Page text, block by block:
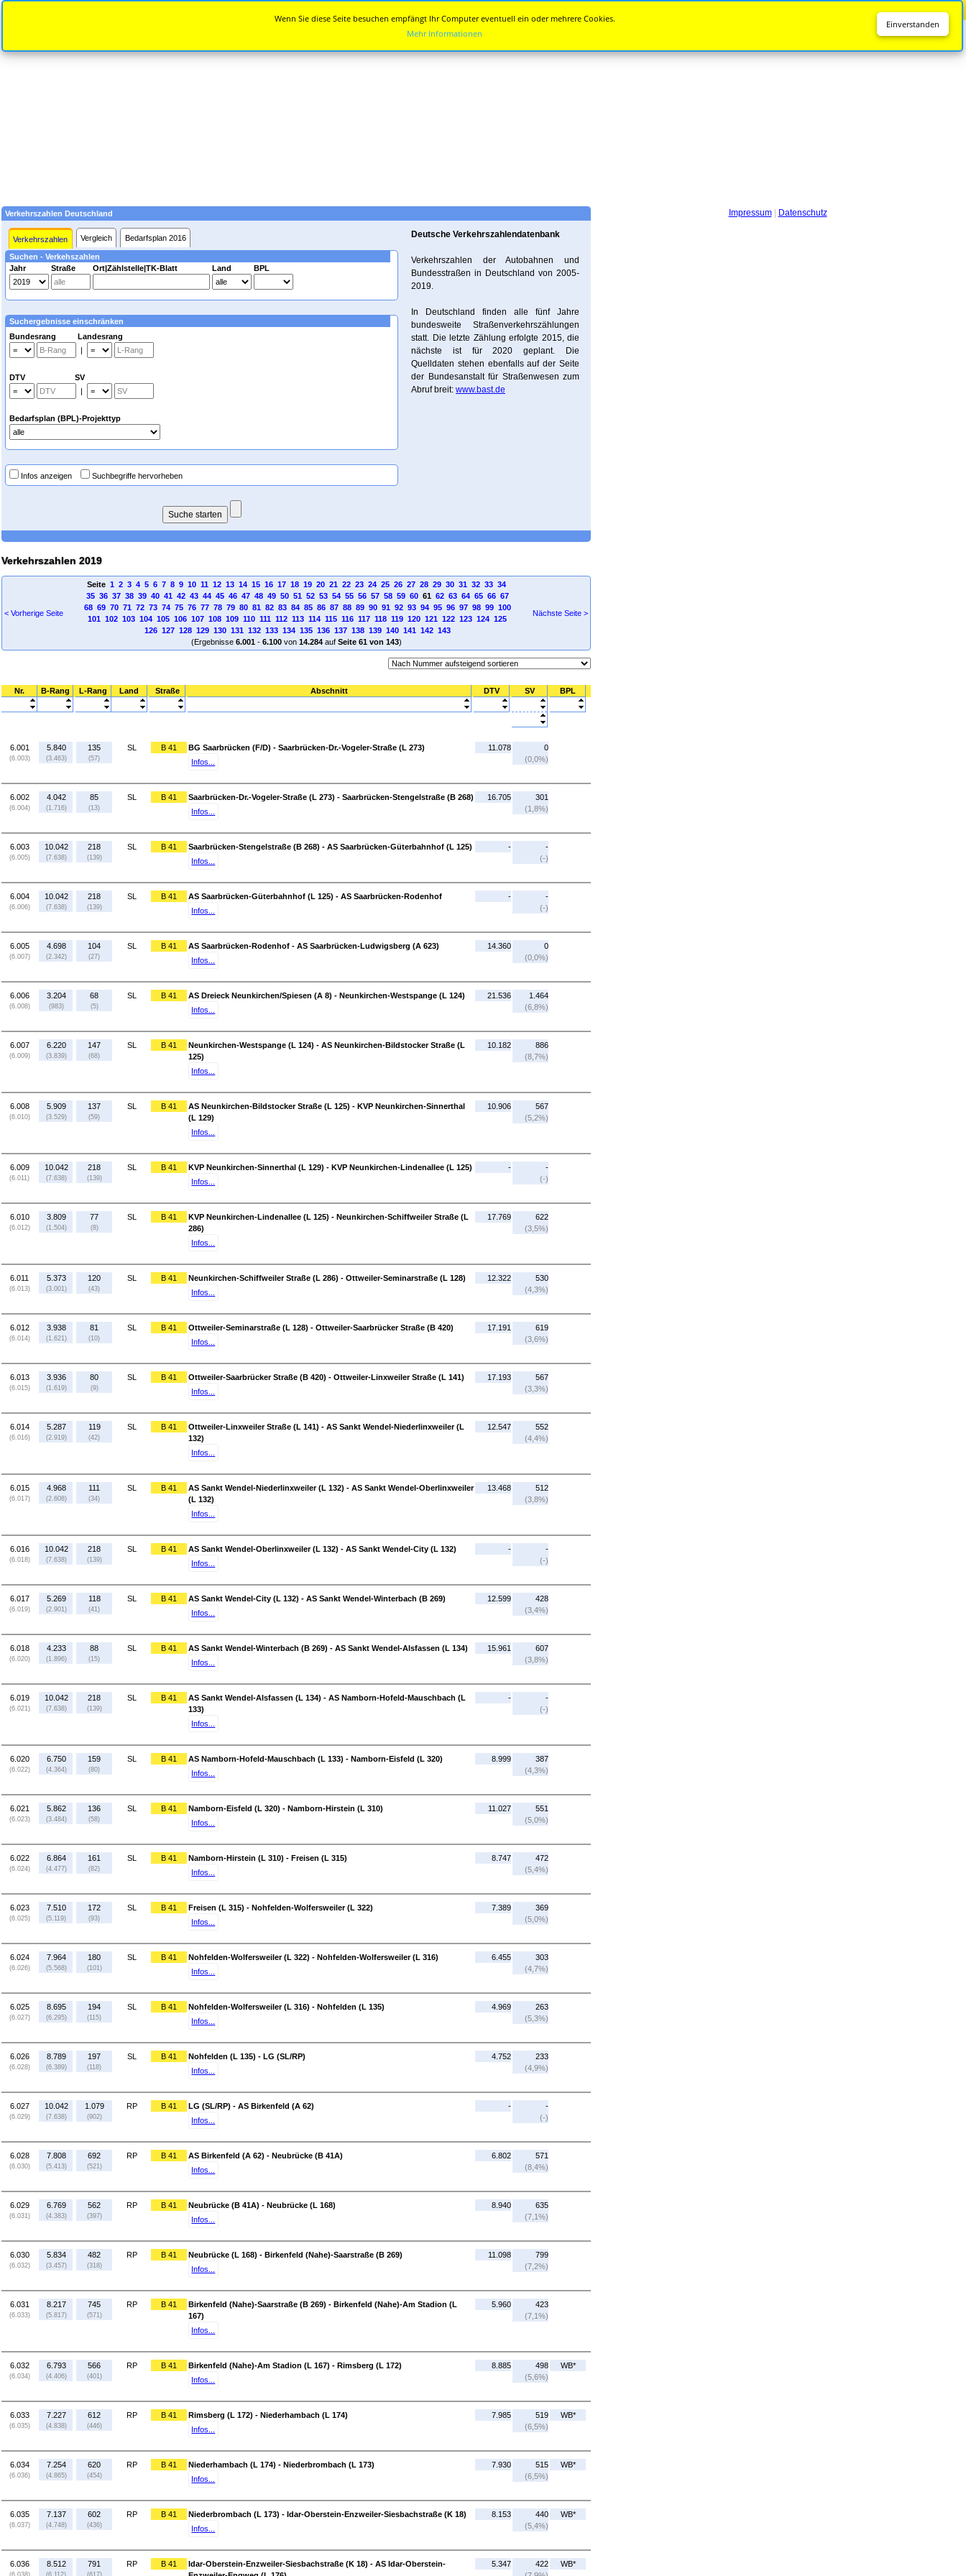
Verkehrszahlen Deutschland
Verkehrszahlen Vergleich Bedarfsplan 2016
Suchen - Verkehszahlen
Jahr
Straße Ort|Zählstelle|TK-Blatt Land BPL
Suchergebnisse einschränken
Bundesrang Landesrang
|
DTV SV
|
Bedarfsplan (BPL)-Projekttyp
Infos anzeigen Suchbegriffe hervorheben
Deutsche Verkehrszahlendatenbank
Verkehrszahlen der Autobahnen und
Bundesstraßen in Deutschland von 2005-
2019.
In Deutschland finden alle fünf Jahre
bundesweite Straßenverkehrszählungen
statt. Die letzte Zählung erfolgte 2015, die
nächste ist für 2020 geplant. Die
Quelldaten stehen ebenfalls auf der Seite
der Bundesanstalt für Straßenwesen zum
Abruf breit: www.bast.de
Verkehrszahlen 2019
< Vorherige Seite
Seite 1 2 3 4 5 6 7 8 9 10 11 12 13 14 15 16 17 18 19 20 21 22 23 24 25 26 27 28 29 30 31 32 33 34
35 36 37 38 39 40 41 42 43 44 45 46 47 48 49 50 51 52 53 54 55 56 57 58 59 6061 62 63 64 65 66 67
68 69 70 71 72 73 74 75 76 77 78 79 80 81 82 83 84 85 86 87 88 89 90 91 92 93 94 95 96 97 98 99 100
101 102 103 104 105 106 107 108 109 110 111 112 113 114 115 116 117 118 119 120 121 122 123 124 125
126 127 128 129 130 131 132 133 134 135 136 137 138 139 140 141 142 143
(Ergebnisse 6.001- 6.100von 14.284auf Seite 61 von 143)
Nächste Seite >
Nr. B-Rang L-Rang Land Straße Abschnitt DTV SV BPL
6.001
(6.003)
5.840
(3.463)
135
(57)
SL B 41
BG Saarbrücken (F/D) - Saarbrücken-Dr.-Vogeler-Straße (L 273)
Infos...
11.078
0
(0,0%)
6.002
(6.004)
4.042
(1.716)
85
(13)
SL B 41
Saarbrücken-Dr.-Vogeler-Straße (L 273) - Saarbrücken-Stengelstraße (B 268)
Infos...
16.705
301
(1,8%)
6.003
(6.005)
10.042
(7.638)
218
(139)
SL B 41
Saarbrücken-Stengelstraße (B 268) - AS Saarbrücken-Güterbahnhof (L 125)
Infos...
-
-
(-)
6.004
(6.006)
10.042
(7.638)
218
(139)
SL B 41
AS Saarbrücken-Güterbahnhof (L 125) - AS Saarbrücken-Rodenhof
Infos...
-
-
(-)
6.005
(6.007)
4.698
(2.342)
104
(27)
SL B 41
AS Saarbrücken-Rodenhof - AS Saarbrücken-Ludwigsberg (A 623)
Infos...
14.360
0
(0,0%)
6.006
(6.008)
3.204
(983)
68
(5)
SL B 41
AS Dreieck Neunkirchen/Spiesen (A 8) - Neunkirchen-Westspange (L 124)
Infos...
21.536
1.464
(6,8%)
6.007
(6.009)
6.220
(3.839)
147
(68)
SL B 41
Neunkirchen-Westspange (L 124) - AS Neunkirchen-Bildstocker Straße (L
125)
Infos...
10.182
886
(8,7%)
6.008
(6.010)
5.909
(3.529)
137
(59)
SL B 41
AS Neunkirchen-Bildstocker Straße (L 125) - KVP Neunkirchen-Sinnerthal
(L 129)
Infos...
10.906
567
(5,2%)
6.009
(6.011)
10.042
(7.638)
218
(139)
SL B 41
KVP Neunkirchen-Sinnerthal (L 129) - KVP Neunkirchen-Lindenallee (L 125)
Infos...
-
-
(-)
6.010
(6.012)
3.809
(1.504)
77
(8)
SL B 41
KVP Neunkirchen-Lindenallee (L 125) - Neunkirchen-Schiffweiler Straße (L
286)
Infos...
17.769
622
(3,5%)
6.011
(6.013)
5.373
(3.001)
120
(43)
SL B 41
Neunkirchen-Schiffweiler Straße (L 286) - Ottweiler-Seminarstraße (L 128)
Infos...
12.322
530
(4,3%)
6.012
(6.014)
3.938
(1.621)
81
(10)
SL B 41
Ottweiler-Seminarstraße (L 128) - Ottweiler-Saarbrücker Straße (B 420)
Infos...
17.191
619
(3,6%)
6.013
(6.015)
3.936
(1.619)
80
(9)
SL B 41
Ottweiler-Saarbrücker Straße (B 420) - Ottweiler-Linxweiler Straße (L 141)
Infos...
17.193
567
(3,3%)
6.014
(6.016)
5.287
(2.919)
119
(42)
SL B 41
Ottweiler-Linxweiler Straße (L 141) - AS Sankt Wendel-Niederlinxweiler (L
132)
Infos...
12.547
552
(4,4%)
6.015
(6.017)
4.968
(2.608)
111
(34)
SL B 41
AS Sankt Wendel-Niederlinxweiler (L 132) - AS Sankt Wendel-Oberlinxweiler
(L 132)
Infos...
13.468
512
(3,8%)
6.016
(6.018)
10.042
(7.638)
218
(139)
SL B 41
AS Sankt Wendel-Oberlinxweiler (L 132) - AS Sankt Wendel-City (L 132)
Infos...
-
-
(-)
6.017
(6.019)
5.269
(2.901)
118
(41)
SL B 41
AS Sankt Wendel-City (L 132) - AS Sankt Wendel-Winterbach (B 269)
Infos...
12.599
428
(3,4%)
6.018
(6.020)
4.233
(1.896)
88
(15)
SL B 41
AS Sankt Wendel-Winterbach (B 269) - AS Sankt Wendel-Alsfassen (L 134)
Infos...
15.961
607
(3,8%)
6.019
(6.021)
10.042
(7.638)
218
(139)
SL B 41
AS Sankt Wendel-Alsfassen (L 134) - AS Namborn-Hofeld-Mauschbach (L
133)
Infos...
-
-
(-)
6.020
(6.022)
6.750
(4.364)
159
(80)
SL B 41
AS Namborn-Hofeld-Mauschbach (L 133) - Namborn-Eisfeld (L 320)
Infos...
8.999
387
(4,3%)
6.021
(6.023)
5.862
(3.484)
136
(58)
SL B 41
Namborn-Eisfeld (L 320) - Namborn-Hirstein (L 310)
Infos...
11.027
551
(5,0%)
6.022
(6.024)
6.864
(4.477)
161
(82)
SL B 41
Namborn-Hirstein (L 310) - Freisen (L 315)
Infos...
8.747
472
(5,4%)
6.023
(6.025)
7.510
(5.119)
172
(93)
SL B 41
Freisen (L 315) - Nohfelden-Wolfersweiler (L 322)
Infos...
7.389
369
(5,0%)
6.024
(6.026)
7.964
(5.568)
180
(101)
SL B 41
Nohfelden-Wolfersweiler (L 322) - Nohfelden-Wolfersweiler (L 316)
Infos...
6.455
303
(4,7%)
6.025
(6.027)
8.695
(6.295)
194
(115)
SL B 41
Nohfelden-Wolfersweiler (L 316) - Nohfelden (L 135)
Infos...
4.969
263
(5,3%)
6.026
(6.028)
8.789
(6.389)
197
(118)
SL B 41
Nohfelden (L 135) - LG (SL/RP)
Infos...
4.752
233
(4,9%)
6.027
(6.029)
10.042
(7.638)
1.079
(902)
RP B 41
LG (SL/RP) - AS Birkenfeld (A 62)
Infos...
-
-
(-)
6.028
(6.030)
7.808
(5.413)
692
(521)
RP B 41
AS Birkenfeld (A 62) - Neubrücke (B 41A)
Infos...
6.802
571
(8,4%)
6.029
(6.031)
6.769
(4.383)
562
(397)
RP B 41
Neubrücke (B 41A) - Neubrücke (L 168)
Infos...
8.940
635
(7,1%)
6.030
(6.032)
5.834
(3.457)
482
(318)
RP B 41
Neubrücke (L 168) - Birkenfeld (Nahe)-Saarstraße (B 269)
Infos...
11.098
799
(7,2%)
6.031
(6.033)
8.217
(5.817)
745
(571)
RP B 41
Birkenfeld (Nahe)-Saarstraße (B 269) - Birkenfeld (Nahe)-Am Stadion (L
167)
Infos...
5.960
423
(7,1%)
6.032
(6.034)
6.793
(4.406)
566
(401)
RP B 41
Birkenfeld (Nahe)-Am Stadion (L 167) - Rimsberg (L 172)
Infos...
8.885
498
(5,6%)
WB*
6.033
(6.035)
7.227
(4.838)
612
(446)
RP B 41
Rimsberg (L 172) - Niederhambach (L 174)
Infos...
7.985
519
(6,5%)
WB*
6.034
(6.036)
7.254
(4.865)
620
(454)
RP B 41
Niederhambach (L 174) - Niederbrombach (L 173)
Infos...
7.930
515
(6,5%)
WB*
6.035
(6.037)
7.137
(4.748)
602
(436)
RP B 41
Niederbrombach (L 173) - Idar-Oberstein-Enzweiler-Siesbachstraße (K 18)
Infos...
8.153
440
(5,4%)
WB*
6.036
(6.038)
8.512
(6.112)
791
(617)
RP B 41
Idar-Oberstein-Enzweiler-Siesbachstraße (K 18) - AS Idar-Oberstein-
5.347
422
WB*
Impressum| Datenschutz
Einverstanden
Wenn Sie diese Seite besuchen empfängt Ihr Computer eventuell ein oder mehrere Cookies.
Mehr Informationen